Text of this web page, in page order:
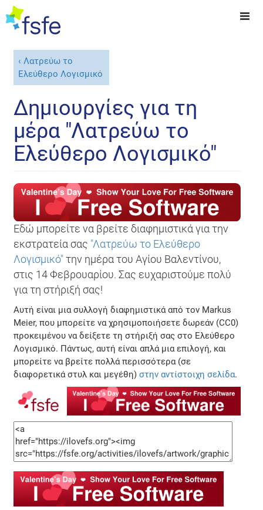
Λατρεύω το
Ελεύθερο Λογισμικό
Δημιουργίες για τη
μέρα "Λατρεύω το
Ελεύθερο Λογισμικό"
Εδώ μπορείτε να βρείτε διαφημιστικά για την
εκστρατεία σας "Λατρεύω το Ελεύθερο
Λογισμικό"την ημέρα του Αγίου Βαλεντίνου,
στις 14 Φεβρουαρίου. Σας ευχαριστούμε πολύ
για τη στήριξή σας!
Αυτή είναι μια συλλογή διαφημιστικά από τον Markus
Meier, που μπορείτε να χρησιμοποιήσετε δωρεάν (CC0)
προκειμένου να δείξετε τη στήριξή σας στο Ελεύθερο
Λογισμικό. Πάντως, αυτή είναι απλά μια επιλογή, και
μπορείτε να βρείτε πολλά περισσότερα (σε
διαφορετικά στυλ και μεγέθη)στην αντίστοιχη σελίδα.